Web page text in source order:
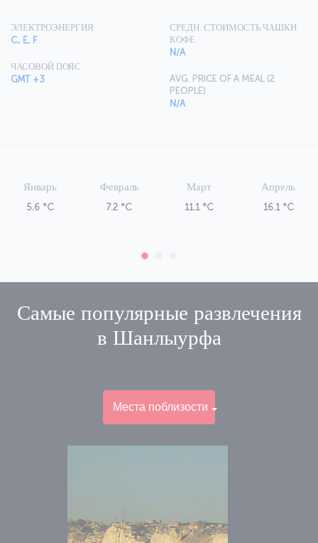
ЭЛЕКТРОЭНЕРГИЯ
C, E, F
ЧАСОВОЙ ПОЯС
GMT +3
СРЕДН. СТОИМОСТЬ ЧАШКИ
КОФЕ
N/A
AVG. PRICE OF A MEAL (2
PEOPLE)
N/A
Январь
5.6 °C
Февраль
7.2 °C
Март
11.1 °C
Апрель
16.1 °C
Самые популярные развлечения
в Шанлыурфа
Места поблизости